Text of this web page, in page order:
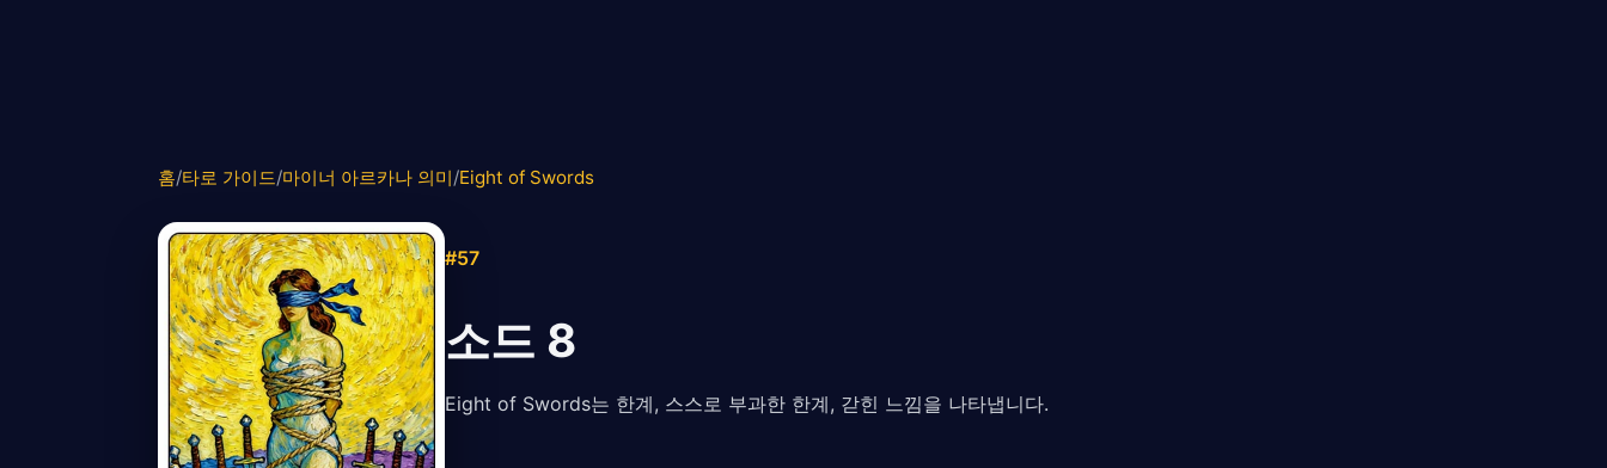
홈/타로 가이드/마이너 아르카나 의미/Eight of Swords
#57
소드 8
Eight of Swords는 한계, 스스로 부과한 한계, 갇힌 느낌을 나타냅니다.